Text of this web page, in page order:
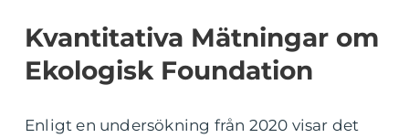
Kvantitativa Mätningar om
Ekologisk Foundation
Enligt en undersökning från 2020 visar det